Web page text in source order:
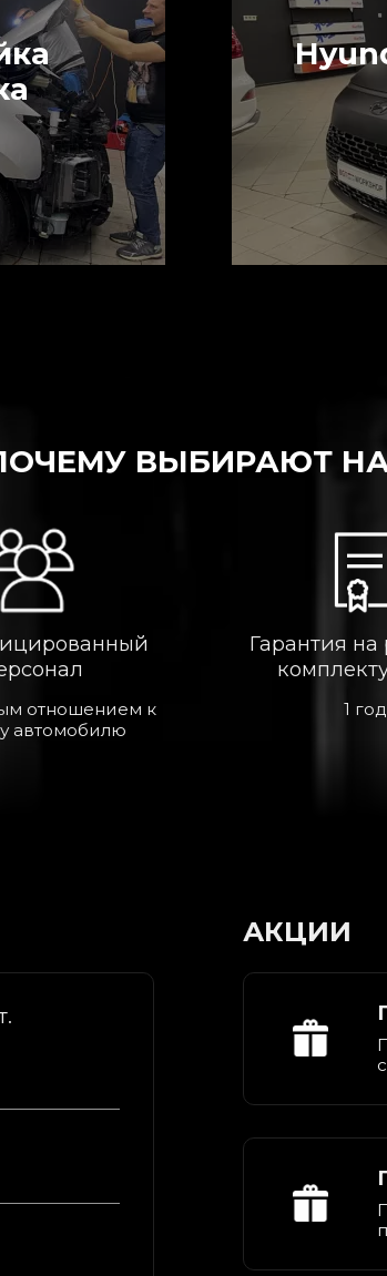
ВЫБИРАЮТ
отношением к
автомобилю
Гарантия на
1 год
АКЦИИ